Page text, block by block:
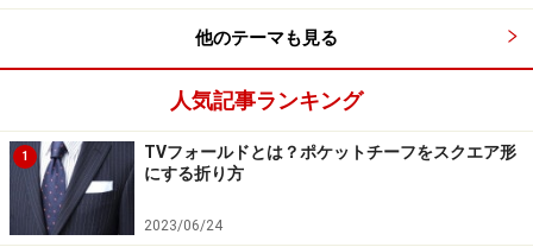
大剣でできたループに剣先を上から下へ引き通します。
手順07
他のテーマも見る
人気記事ランキング
1
TVフォールドとは？ポケットチーフをスクエア形
にする折り方
2023/06/24